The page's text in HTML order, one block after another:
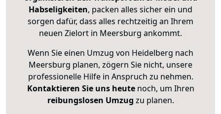
Habseligkeiten, packen alles sicher ein und
sorgen dafür, dass alles rechtzeitig an Ihrem
neuen Zielort in Meersburg ankommt.
Wenn Sie einen Umzug von Heidelberg nach
Meersburg planen, zögern Sie nicht, unsere
professionelle Hilfe in Anspruch zu nehmen.
Kontaktieren Sie uns heutenoch, um Ihren
reibungslosen Umzug zu planen.